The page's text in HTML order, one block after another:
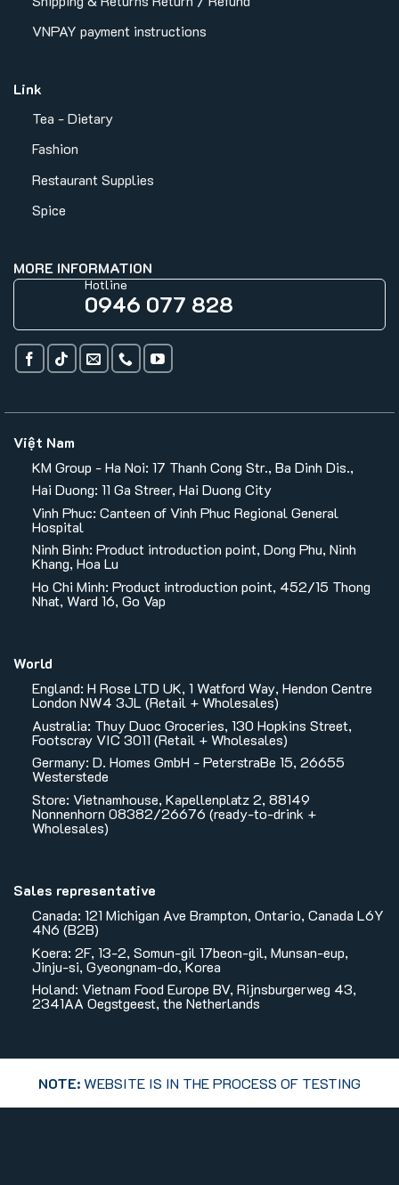
VNPAY payment instructions
Link
Tea - Dietary
Fashion
Restaurant Supplies
Spice
MORE INFORMATION
Hotline
0946 077 828
Việt Nam
KM Group - Ha Noi: 17 Thanh Cong Str., Ba Dinh Dis.,
Hai Duong: 11 Ga Streer, Hai Duong City
Vinh Phuc: Canteen of Vinh Phuc Regional General
Hospital
Ninh Binh: Product introduction point, Dong Phu, Ninh
Khang, Hoa Lu
Ho Chi Minh: Product introduction point, 452/15 Thong
Nhat, Ward 16, Go Vap
World
England: H Rose LTD UK, 1 Watford Way, Hendon Centre
London NW4 3JL (Retail + Wholesales)
Australia: Thuy Duoc Groceries, 130 Hopkins Street,
Footscray VIC 3011 (Retail + Wholesales)
Germany: D. Homes GmbH - PeterstraBe 15, 26655
Westerstede
Store: Vietnamhouse, Kapellenplatz 2, 88149
Nonnenhorn 08382/26676 (ready-to-drink +
Wholesales)
Sales representative
Canada: 121 Michigan Ave Brampton, Ontario, Canada L6Y
4N6 (B2B)
Koera: 2F, 13-2, Somun-gil 17beon-gil, Munsan-eup,
Jinju-si, Gyeongnam-do, Korea
Holand: Vietnam Food Europe BV, Rijnsburgerweg 43,
2341AA Oegstgeest, the Netherlands
NOTE:WEBSITE IS IN THE PROCESS OF TESTING